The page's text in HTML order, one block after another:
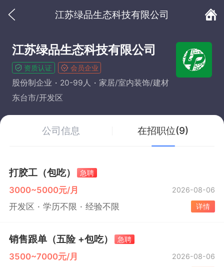
江苏绿品生态科技有限公司
江苏绿品生态科技有限公司
资质认证 会员企业
股份制企业 20-99人
家居/室内装饰/建材
东台市/开发区
公司信息 在招职位(9)
打胶工（包吃） 急聘
3000~5000元/月 2026-08-06
开发区 学历不限 经验不限 详情
销售跟单（五险 +包吃） 急聘
3500~7000元/月 2026-08-06